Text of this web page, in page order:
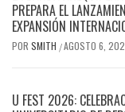
PREPARA EL
EXPANSIÓN
POR SMITH /AGOSTO 6,
U FEST 2026: